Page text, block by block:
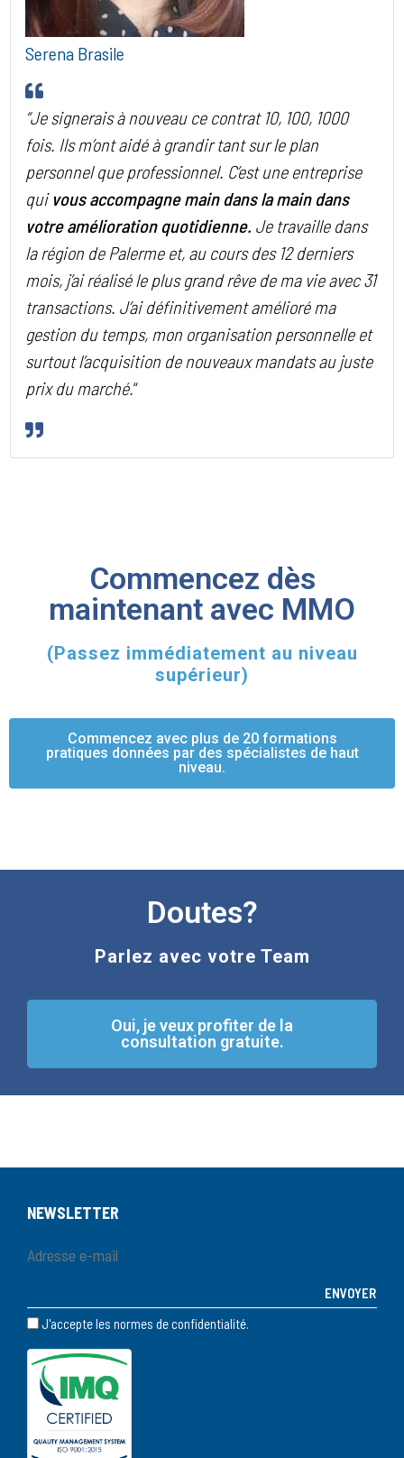
Serena Brasile
“Je signerais à nouveau ce contrat 10, 100, 1000
fois. Ils m’ont aidé à grandir tant sur le plan
personnel que professionnel. C’est une entreprise
qui vous accompagne main dans la main dans
votre amélioration quotidienne. Je travaille dans
la région de Palerme et, au cours des 12 derniers
mois, j’ai réalisé le plus grand rêve de ma vie avec 31
transactions. J’ai définitivement amélioré ma
gestion du temps, mon organisation personnelle et
surtout l’acquisition de nouveaux mandats au juste
prix du marché.“
Commencez dès
maintenant avec MMO
(Passez immédiatement au niveau
supérieur)
Commencez avec plus de 20 formations
pratiques données par des spécialistes de haut
niveau.
Doutes?
Parlez avec votre Team
Oui, je veux profiter de la
consultation gratuite.
NEWSLETTER
J'accepte les normes de confidentialité.